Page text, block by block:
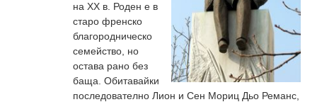
на XX в. Роден е в
старо френско
благородническо
семейство, но
остава рано без
баща. Обитавайки
последователно Лион и Сен Мориц Дьо Реманс,